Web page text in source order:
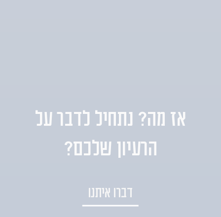
אז מה? נתחיל לדבר על
הרעיון שלכם?
דברו איתנו